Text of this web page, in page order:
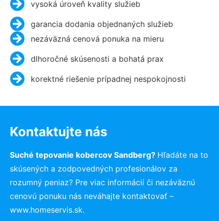
vysoká úroveň kvality služieb
garancia dodania objednaných služieb
nezáväzná cenová ponuka na mieru
dlhoročné skúsenosti a bohatá prax
korektné riešenie prípadnej nespokojnosti
Kontaktujte nás
Suché tepovanie kobercov Sandberg? Hľadáte na to
skúsených a zodpovedných profesionálov za
rozumný peniaz? Pre viac informácií či nezáväznú
cenovú ponuku nás neváhajte kontaktovať –
www.homeservis.sk.